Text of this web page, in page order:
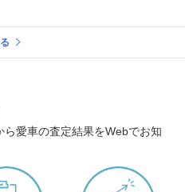
ら愛車の査定結果をWebでお知